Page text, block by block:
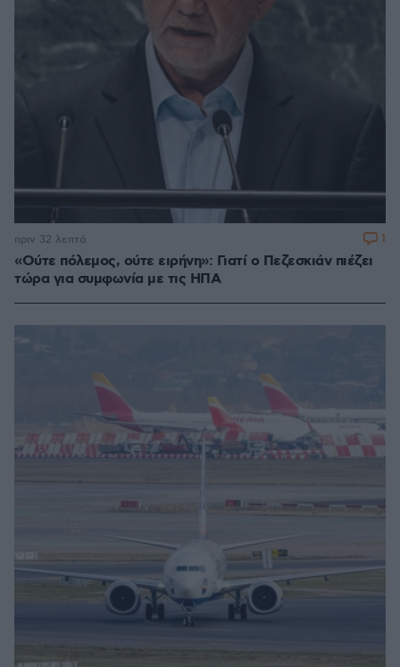
«Ούτε πόλεμος, ούτε ειρήνη»: Γιατί ο Πεζεσκιάν πιέζει
τώρα για συμφωνία με τις ΗΠΑ
πριν 32 λεπτά 1